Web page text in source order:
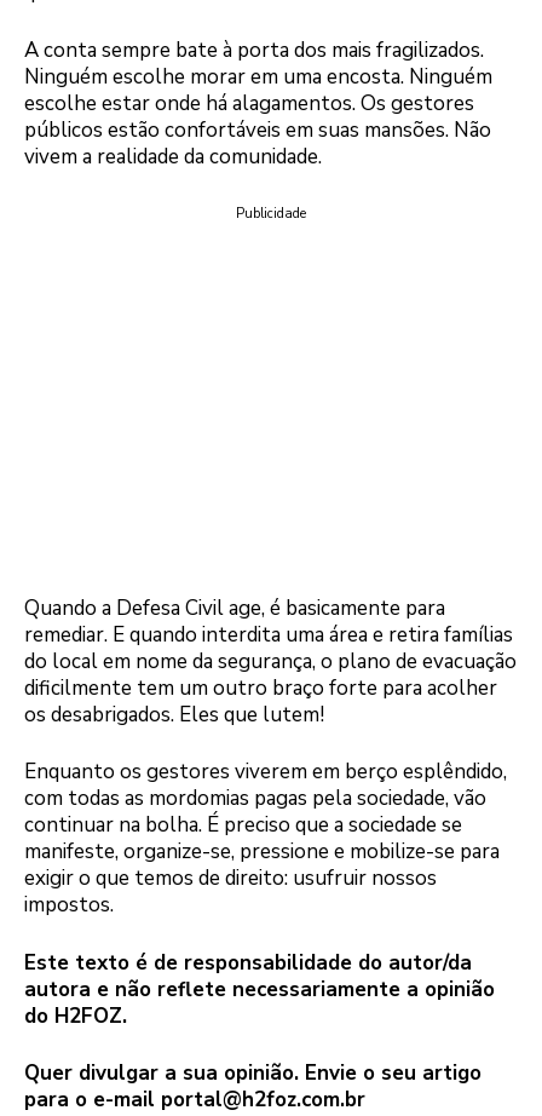
A conta sempre bate à porta dos mais fragilizados.
Ninguém escolhe morar em uma encosta. Ninguém
escolhe estar onde há alagamentos. Os gestores
públicos estão confortáveis em suas mansões. Não
vivem a realidade da comunidade.
Publicidade
Quando a Defesa Civil age, é basicamente para
remediar. E quando interdita uma área e retira famílias
do local em nome da segurança, o plano de evacuação
dificilmente tem um outro braço forte para acolher
os desabrigados. Eles que lutem!
Enquanto os gestores viverem em berço esplêndido,
com todas as mordomias pagas pela sociedade, vão
continuar na bolha. É preciso que a sociedade se
manifeste, organize-se, pressione e mobilize-se para
exigir o que temos de direito: usufruir nossos
impostos.
Este texto é de responsabilidade do autor/da
autora e não reflete necessariamente a opinião
do H2FOZ.
Quer divulgar a sua opinião. Envie o seu artigo
para o e-mail portal@h2foz.com.br